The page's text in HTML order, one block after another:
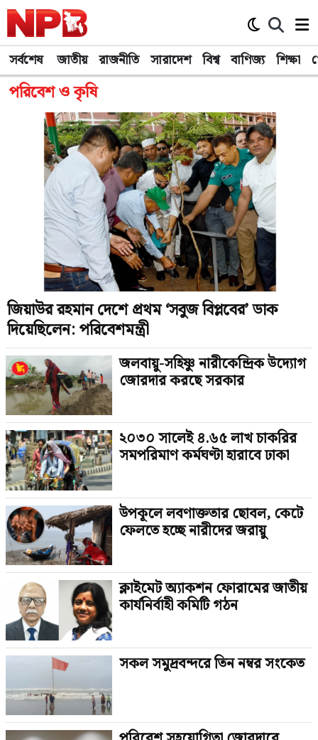
সর্বশেষ জাতীয় রাজনীতি সারাদেশ বিশ্ব বাণিজ্য শিক্ষা
পরিবেশ ও কৃষি
জিয়াউর রহমান দেশে প্রথম ‘সবুজ বিপ্লবের’ ডাক
দিয়েছিলেন: পরিবেশমন্ত্রী
জলবায়ু-সহিষ্ণু নারীকেন্দ্রিক উদ্যোগ
জোরদার করছে সরকার
২০৩০ সালেই ৪.৬৫ লাখ চাকরির
সমপরিমাণ কর্মঘণ্টা হারাবে ঢাকা
উপকূলে লবণাক্ততার ছোবল, কেটে
ফেলতে হচ্ছে নারীদের জরায়ু
ক্লাইমেট অ্যাকশন ফোরামের জাতীয়
কার্যনির্বাহী কমিটি গঠন
সকল সমুদ্রবন্দরে তিন নম্বর সংকেত